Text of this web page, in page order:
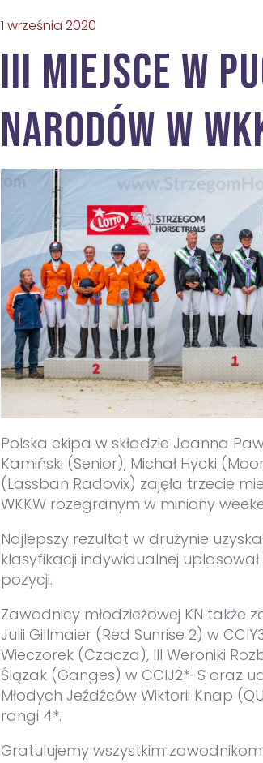
III miejsce w
Narodów w
1 września 2020
Polska ekipa w składzie Joanna
Kamiński (Senior), Michał Hycki
(Lassban Radovix) zajęła trzecie
WKKW rozegranym w miniony
Najlepszy rezultat w drużynie
klasyfikacji indywidualnej
pozycji.
Zawodnicy młodzieżowej KN także
Julii Gillmaier (Red Sunrise 2) w
Wieczorek (Czacza), III Weroniki
Ślązak (Ganges) w CCIJ2*-S oraz
Młodych Jeźdźców Wiktorii Knap
rangi 4*.
Gratulujemy wszystkim